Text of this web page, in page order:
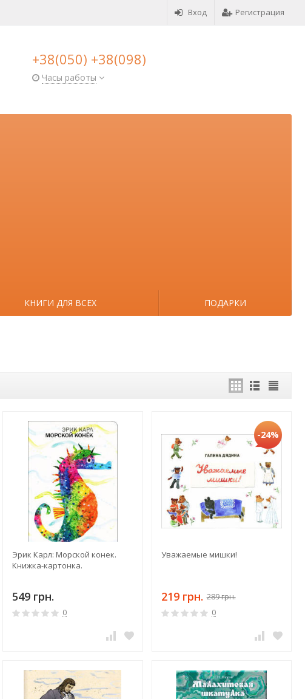
Вход Регистрация
+38(050) +38(098)
Часы работы
КНИГИ ДЛЯ ВСЕХ ПОДАРКИ
Эрик Карл: Морской конек.
Книжка-картонка.
549 грн.
0
-24%
Уважаемые мишки!
219 грн. 289 грн.
0